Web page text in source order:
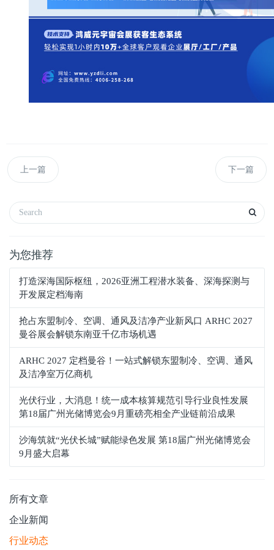
上一篇 下一篇
为您推荐
打造深海国际枢纽，2026亚洲工程潜水装备、深海探测与
开发展定档海南
抢占东盟制冷、空调、通风及洁净产业新风口 ARHC 2027
曼谷展会解锁东南亚千亿市场机遇
ARHC 2027 定档曼谷！一站式解锁东盟制冷、空调、通风
及洁净室万亿商机
光伏行业，大消息！统一成本核算规范引导行业良性发展
第18届广州光储博览会9月重磅亮相全产业链前沿成果
沙海筑就“光伏长城”赋能绿色发展 第18届广州光储博览会
9月盛大启幕
所有文章
企业新闻
行业动态